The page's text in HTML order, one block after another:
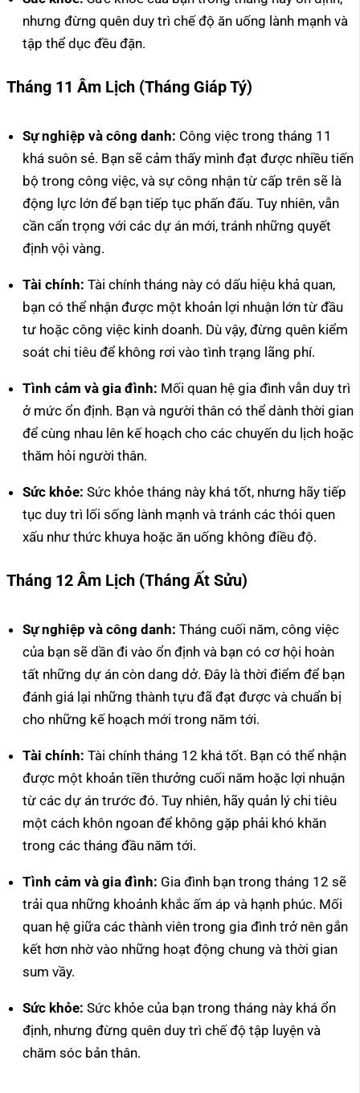
nhưng đừng quên duy trì chế độ ăn uống lành mạnh và
tập thể dục đều đặn.
Tháng 11 Âm Lịch (Tháng Giáp Tý)
Sự nghiệp và công danh: Công việc trong tháng 11
khá suôn sẻ. Bạn sẽ cảm thấy mình đạt được nhiều tiến
bộ trong công việc, và sự công nhận từ cấp trên sẽ là
động lực lớn để bạn tiếp tục phấn đấu. Tuy nhiên, vẫn
cần cẩn trọng với các dự án mới, tránh những quyết
định vội vàng.
Tài chính: Tài chính tháng này có dấu hiệu khả quan,
bạn có thể nhận được một khoản lợi nhuận lớn từ đầu
tư hoặc công việc kinh doanh. Dù vậy, đừng quên kiểm
soát chi tiêu để không rơi vào tình trạng lãng phí.
Tình cảm và gia đình: Mối quan hệ gia đình vẫn duy trì
ở mức ổn định. Bạn và người thân có thể dành thời gian
để cùng nhau lên kế hoạch cho các chuyến du lịch hoặc
thăm hỏi người thân.
Sức khỏe: Sức khỏe tháng này khá tốt, nhưng hãy tiếp
tục duy trì lối sống lành mạnh và tránh các thói quen
xấu như thức khuya hoặc ăn uống không điều độ.
Tháng 12 Âm Lịch (Tháng Ất Sửu)
Sự nghiệp và công danh: Tháng cuối năm, công việc
của bạn sẽ dần đi vào ổn định và bạn có cơ hội hoàn
tất những dự án còn dang dở. Đây là thời điểm để bạn
đánh giá lại những thành tựu đã đạt được và chuẩn bị
cho những kế hoạch mới trong năm tới.
Tài chính: Tài chính tháng 12 khá tốt. Bạn có thể nhận
được một khoản tiền thưởng cuối năm hoặc lợi nhuận
từ các dự án trước đó. Tuy nhiên, hãy quản lý chi tiêu
một cách khôn ngoan để không gặp phải khó khăn
trong các tháng đầu năm tới.
Tình cảm và gia đình: Gia đình bạn trong tháng 12 sẽ
trải qua những khoảnh khắc ấm áp và hạnh phúc. Mối
quan hệ giữa các thành viên trong gia đình trở nên gắn
kết hơn nhờ vào những hoạt động chung và thời gian
sum vầy.
Sức khỏe: Sức khỏe của bạn trong tháng này khá ổn
định, nhưng đừng quên duy trì chế độ tập luyện và
chăm sóc bản thân.